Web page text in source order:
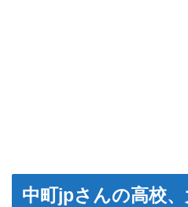
中町jpさんの高校